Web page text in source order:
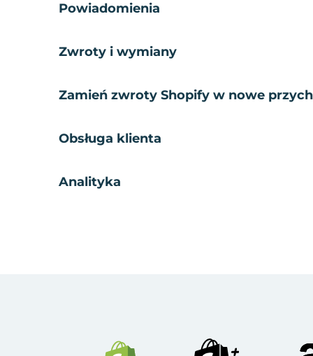
Powiadomienia
Zwroty i wymiany
Zamień zwroty Shopify w nowe
Obsługa klienta
Analityka